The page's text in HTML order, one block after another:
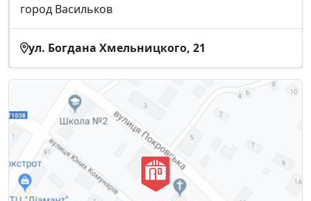
город Васильков
ул. Богдана Хмельницкого, 21